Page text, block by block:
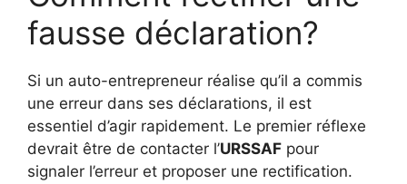
fausse déclaration?
Si un auto-entrepreneur réalise qu’il a commis
une erreur dans ses déclarations, il est
essentiel d’agir rapidement. Le premier réflexe
devrait être de contacter l’URSSAF pour
signaler l’erreur et proposer une rectification.